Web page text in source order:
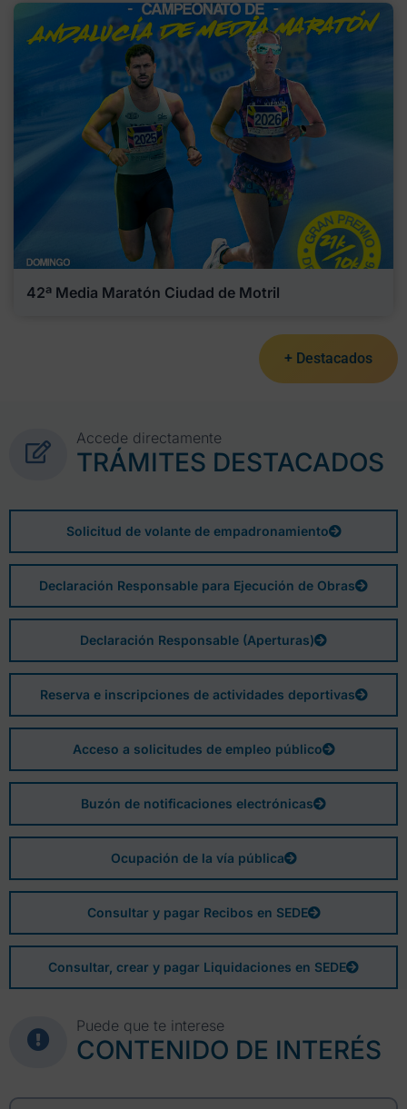
42ª Media Maratón Ciudad de Motril
+ Destacados
Accede directamente
TRÁMITES DESTACADOS
Solicitud de volante de empadronamiento
Declaración Responsable para Ejecución de Obras
Declaración Responsable (Aperturas)
Reserva e inscripciones de actividades deportivas
Acceso a solicitudes de empleo público
Buzón de notificaciones electrónicas
Ocupación de la vía pública
Consultar y pagar Recibos en SEDE
Consultar, crear y pagar Liquidaciones en SEDE
Puede que te interese
CONTENIDO DE INTERÉS